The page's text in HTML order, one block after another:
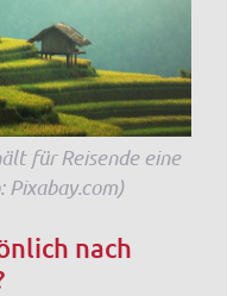
für Reisende eine
nach